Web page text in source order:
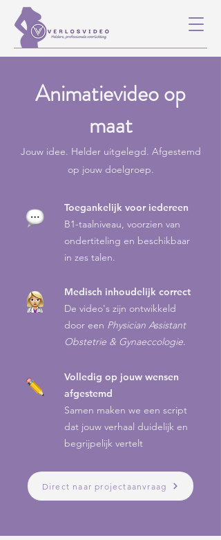
Animatievideo op
maat
Jouw idee. Helder uitgelegd. Afgestemd
op jouw doelgroep.​
Toegankelijk voor iedereen
B1-taalniveau, voorzien van
ondertiteling en beschikbaar
in zes talen.
Medisch inhoudelijk correct
De video's zijn ontwikkeld
door een Physician Assistant
Obstetrie & Gynaeccologie​.
Volledig op jouw wensen
afgestemd
Samen maken we een script
dat jouw verhaal duidelijk en
begrijpelijk vertelt
Direct naar projectaanvraag